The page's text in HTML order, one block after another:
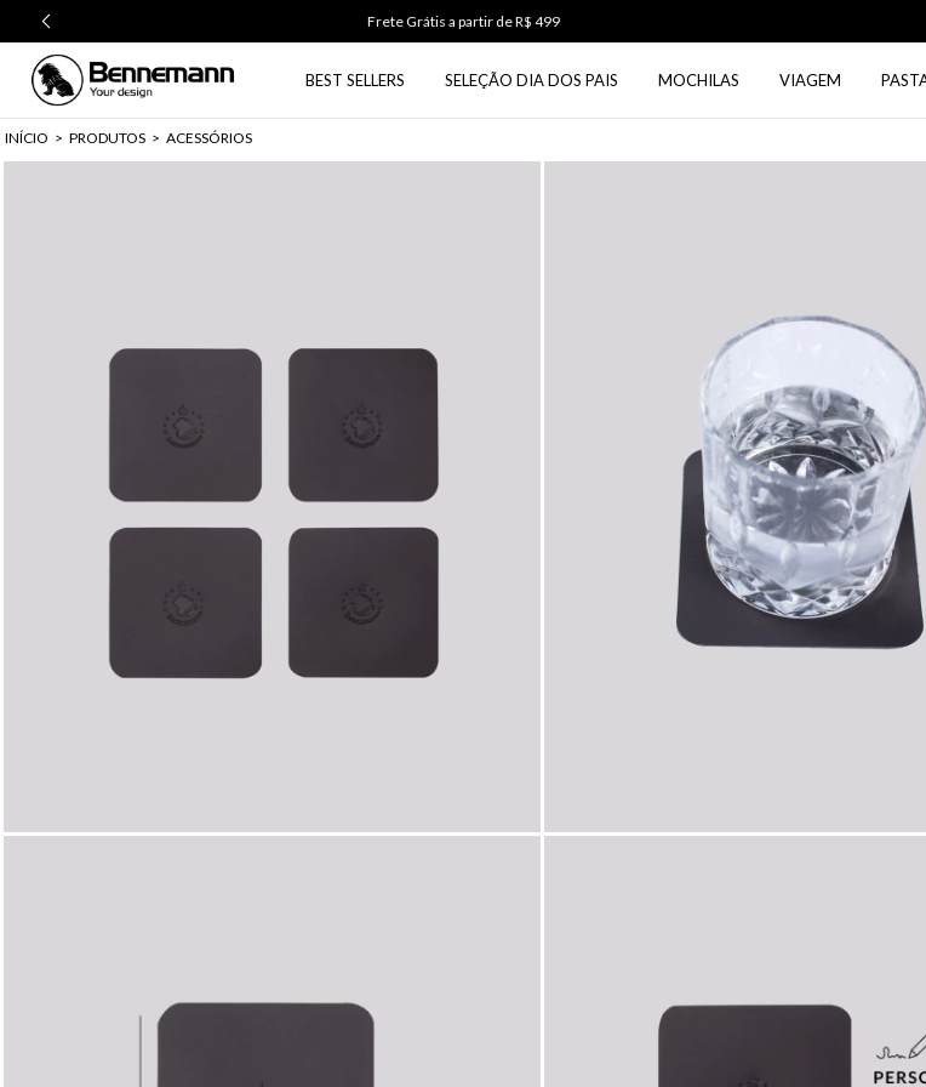
BEST SELLERS SELEÇÃO DIA DOS PAIS MOCHILAS VIAGEM
INÍCIO > PRODUTOS > ACESSÓRIOS